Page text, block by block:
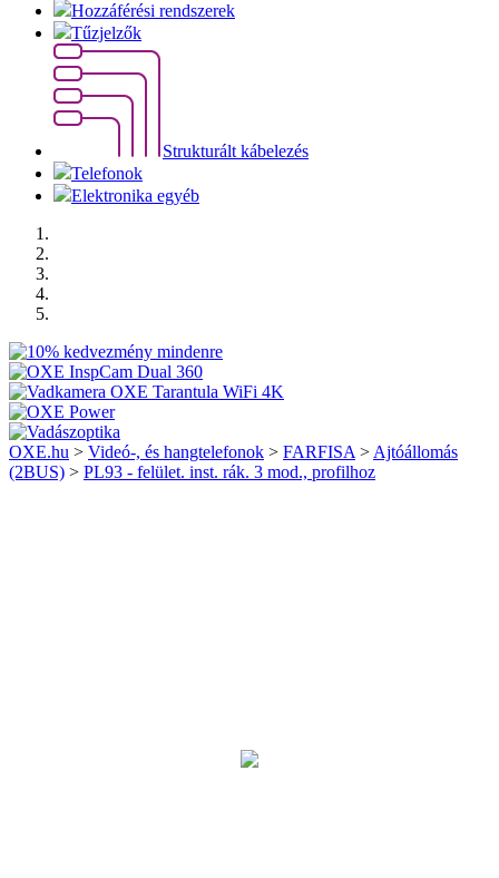
Hozzáférési rendszerek
Tűzjelzők
Strukturált kábelezés
Telefonok
Elektronika egyéb
OXE.hu > Videó-, és hangtelefonok > FARFISA > Ajtóállomás
(2BUS) > PL93 - felület. inst. rák. 3 mod., profilhoz